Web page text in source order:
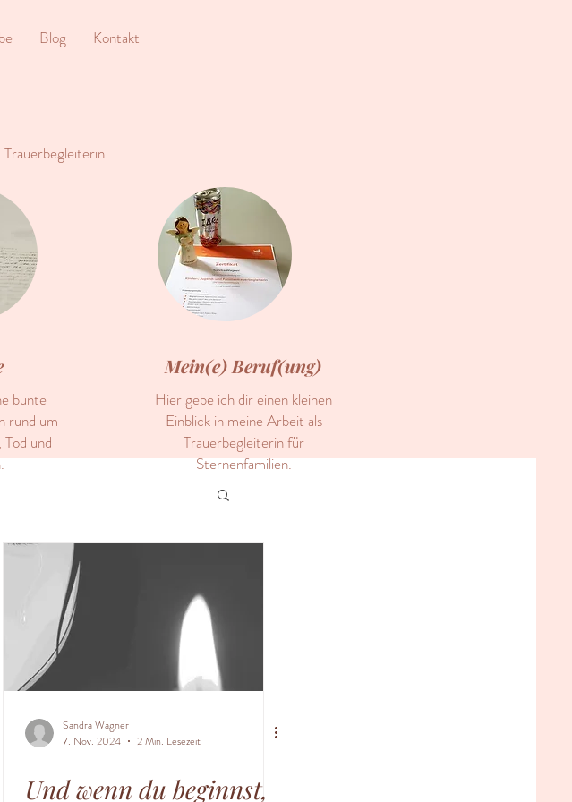
Blog Kontakt
Sandra Wagner
7. Nov. 2024
2 Min. Lesezeit
Und wenn du beginnst,
bunte
rund um
und
Mein(e) Beruf(ung)
Hier gebe ich dir einen kleinen
Einblick in meine Arbeit als
Trauerbegleiterin für
Sternenfamilien.